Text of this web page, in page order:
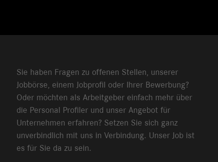
Sie haben Fragen zu offenen Stellen, unserer
Jobbörse, einem Jobprofil oder Ihrer Bewerbung?
Oder möchten als Arbeitgeber einfach mehr über
die Personal Profiler und unser Angebot für
Unternehmen erfahren? Setzen Sie sich ganz
unverbindlich mit uns in Verbindung. Unser Job ist
es für Sie da zu sein.